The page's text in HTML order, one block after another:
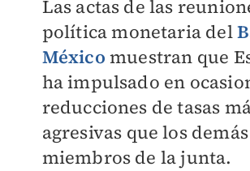
Las actas de las
política monetaria del
México muestran que
ha impulsado en
reducciones de tasas
agresivas que los demás
miembros de la junta.